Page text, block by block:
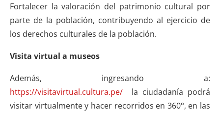
Fortalecer la valoración del patrimonio cultural por
parte de la población, contribuyendo al ejercicio de
los derechos culturales de la población.
Visita virtual a museos
Además, ingresando a:
https://visitavirtual.cultura.pe/
la ciudadanía podrá
visitar virtualmente y hacer recorridos en 360°, en las